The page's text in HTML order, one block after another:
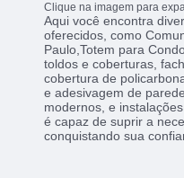
Clique na imagem para
Aqui você encontra
oferecidos, como
Paulo,Totem para
toldos e coberturas,
cobertura de
e adesivagem de
modernos, e
é capaz de suprir a
conquistando sua